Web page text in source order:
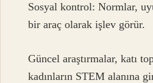
Sosyal kontrol: Normlar,
bir araç olarak işlev görür.
Güncel araştırmalar, katı
kadınların STEM alanına